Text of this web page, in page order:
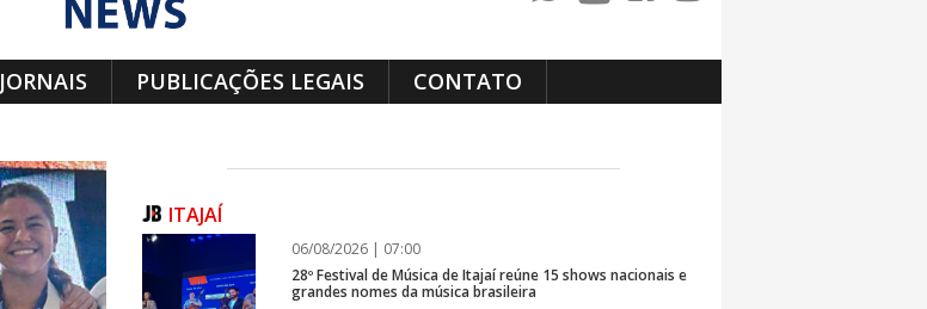
JORNAIS PUBLICAÇÕES LEGAIS CONTATO
ITAJAÍ
06/08/2026 | 07:00
28º Festival de Música de Itajaí reúne 15 shows nacionais e
grandes nomes da música brasileira